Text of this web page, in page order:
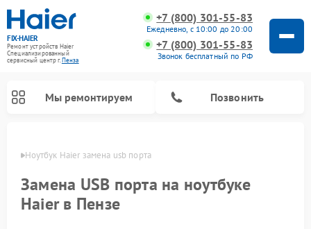
FIX-HAIER
Ремонт устройств Haier
Специализированный
cервисный центр г.Пенза
+7 (800) 301-55-83
Ежедневно, с 10:00 до 20:00
+7 (800) 301-55-83
Звонок бесплатный по РФ
Мы ремонтируем Позвонить
Ноутбук Haier замена usb порта
Замена USB порта на ноутбуке
Haier в Пензе